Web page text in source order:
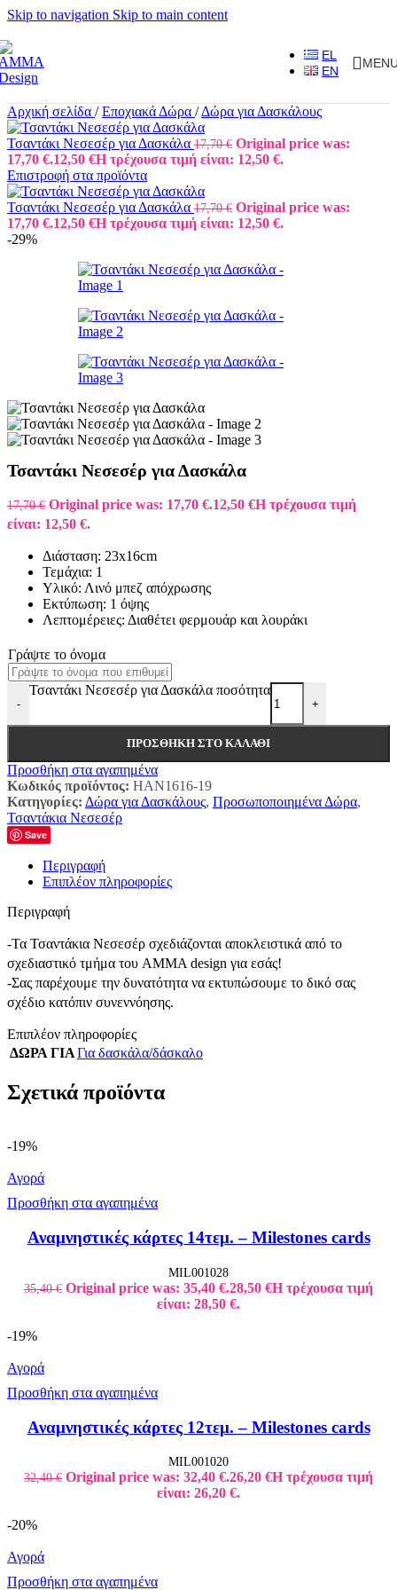
Skip to navigation Skip to main content
EL
EN
Αρχική σελίδα / Εποχιακά Δώρα / Δώρα για Δασκάλους
Τσαντάκι Νεσεσέρ για Δασκάλα 17,70€ Original price was:
17,70 €.12,50 €Η τρέχουσα τιμή είναι: 12,50 €.
Επιστροφή στα προϊόντα
Τσαντάκι Νεσεσέρ για Δασκάλα 17,70€ Original price was:
17,70 €.12,50 €Η τρέχουσα τιμή είναι: 12,50 €.
-29%
Τσαντάκι Νεσεσέρ για Δασκάλα
17,70€ Original price was: 17,70 €.12,50 €Η τρέχουσα τιμή
είναι: 12,50 €.
Διάσταση: 23x16cm
Τεμάχια: 1
Υλικό: Λινό μπεζ απόχρωσης
Εκτύπωση: 1 όψης
Λεπτομέρειες: Διαθέτει φερμουάρ και λουράκι
Γράψτε το όνομα
-
Τσαντάκι Νεσεσέρ για Δασκάλα ποσότητα
+
ΠΡΟΣΘΉΚΗ ΣΤΟ ΚΑΛΆΘΙ
Προσθήκη στα αγαπημένα
Κωδικός προϊόντος: HAN1616-19
Κατηγορίες: Δώρα για Δασκάλους, Προσωποποιημένα Δώρα,
Τσαντάκια Νεσεσέρ
Save
Περιγραφή
Επιπλέον πληροφορίες
Περιγραφή
-Τα Τσαντάκια Νεσεσέρ σχεδιάζονται αποκλειστικά από το
σχεδιαστικό τμήμα του AMMA design για εσάς!
-Σας παρέχουμε την δυνατότητα να εκτυπώσουμε το δικό σας
σχέδιο κατόπιν συνεννόησης.
Επιπλέον πληροφορίες
ΔΩΡΑ ΓΙΑΓια δασκάλα/δάσκαλο
Σχετικά προϊόντα
-19%
Αγορά
Προσθήκη στα αγαπημένα
Αναμνηστικές κάρτες 14τεμ. – Milestones cards
MIL001028
35,40€ Original price was: 35,40 €.28,50 €Η τρέχουσα τιμή
είναι: 28,50 €.
-19%
Αγορά
Προσθήκη στα αγαπημένα
Αναμνηστικές κάρτες 12τεμ. – Milestones cards
MIL001020
32,40€ Original price was: 32,40 €.26,20 €Η τρέχουσα τιμή
είναι: 26,20 €.
-20%
Αγορά
Προσθήκη στα αγαπημένα